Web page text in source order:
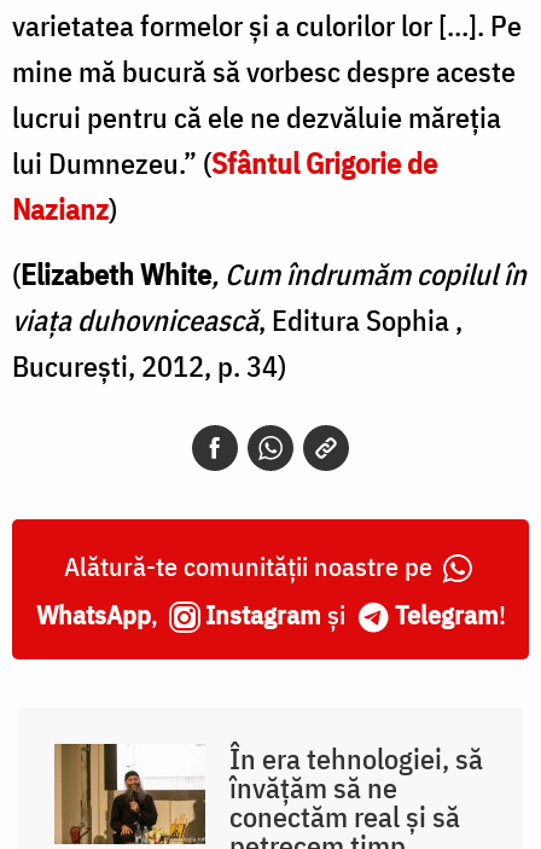
varietatea formelor şi a culorilor lor […]. Pe
mine mă bucură să vorbesc despre aceste
lucrui pentru că ele ne dezvăluie măreţia
lui Dumnezeu.” (Sfântul Grigorie de
Nazianz)
(Elizabeth White, Cum îndrumăm copilul în
viaţa duhovnicească, Editura Sophia ,
Bucureşti, 2012, p. 34)
Alătură-te comunității noastre pe
WhatsApp, Instagram și Telegram!
În era tehnologiei, să
învățăm să ne
conectăm real și să